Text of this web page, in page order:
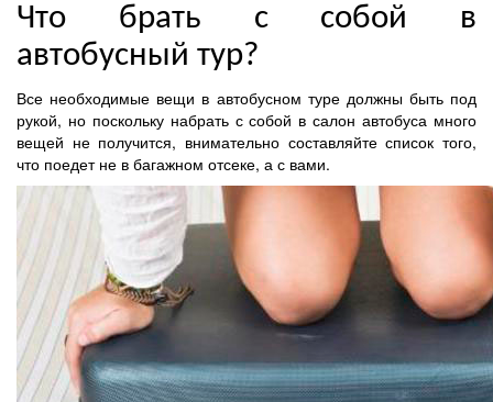
Что брать с собой в
автобусный тур?
Все необходимые вещи в автобусном туре должны быть под
рукой, но поскольку набрать с собой в салон автобуса много
вещей не получится, внимательно составляйте список того,
что поедет не в багажном отсеке, а с вами.